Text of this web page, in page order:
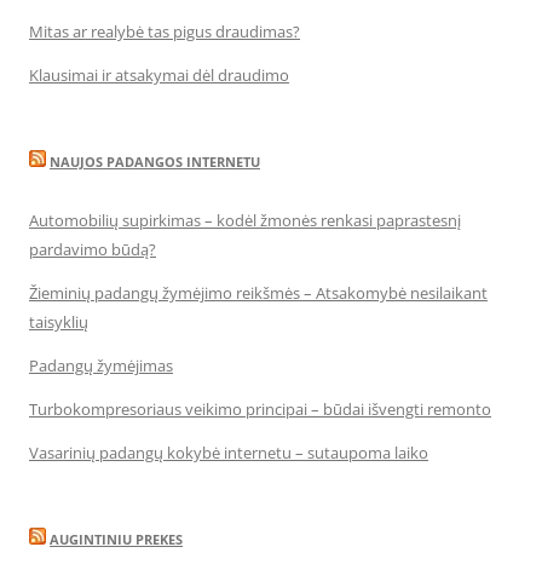
Mitas ar realybė tas pigus draudimas?
Klausimai ir atsakymai dėl draudimo
NAUJOS PADANGOS INTERNETU
Automobilių supirkimas – kodėl žmonės renkasi paprastesnį
pardavimo būdą?
Žieminių padangų žymėjimo reikšmės – Atsakomybė nesilaikant
taisyklių
Padangų žymėjimas
Turbokompresoriaus veikimo principai – būdai išvengti remonto
Vasarinių padangų kokybė internetu – sutaupoma laiko
AUGINTINIU PREKES